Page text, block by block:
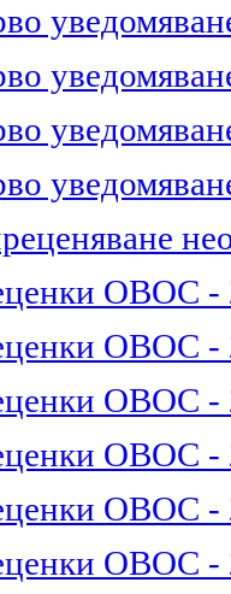
ОВОС -
ОВОС -
ОВОС -
ОВОС -
ОВОС -
ОВОС -